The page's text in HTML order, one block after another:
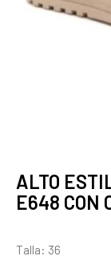
ALTO
E648 CON
Talla: 36